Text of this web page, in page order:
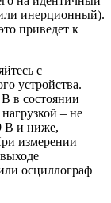
инерционный).
приведет к
с
устройства.
в состоянии
– не
В и ниже,
измерении
осциллограф